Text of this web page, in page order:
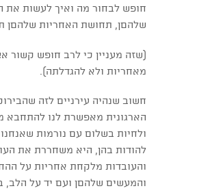
חופש לבחור מה ואיך לעשות את
שלהםן, תחושת האחריות שלהםן
(שזה מעניין כי לרב חופש קשור
מאחריות ולא להגדלתה).
חשוב שנהיה עירניים לזה
הארגונית מאפשרת לנו להתחבא
ולחיות בשלום עם נורמות
להודות בהן, היא משחררת את
והעובדות מלקחת אחריות על
והמעשים שלהםן ועם יד על הלב,